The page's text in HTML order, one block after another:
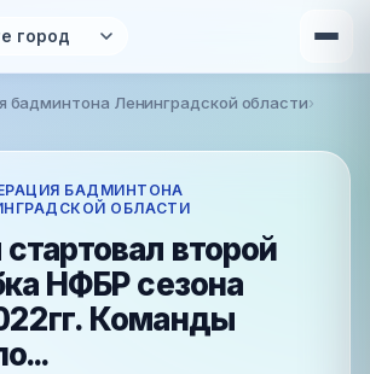
содержанию
бадминтона Ленинградской области›
БАДМИНТОНА
ОБЛАСТИ
второй
НФБР сезона
Команды